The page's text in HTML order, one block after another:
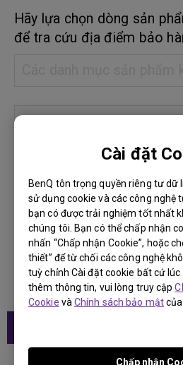
Cài đặt
BenQ tôn trọng quyền riêng tư dữ
sử dụng cookie và các công nghệ
bạn có được trải nghiệm tốt nhất
chúng tôi. Bạn có thể chấp nhận
nhấn “Chấp nhận Cookie”, hoặc
thiết” để từ chối các công nghệ
tuỳ chỉnh Cài đặt cookie bất cứ lúc
thêm thông tin, vui lòng truy cập
Cookie vàChính sách bảo mậtcủa
Chấp nhận
Hãy lựa chọn dòng sản
để tra cứu địa điểm bảo
Cần Thơ
Hồ Chí Minh
Đà Nẵng
Hà Nội
HOẶC bạn cũng có thể tìm
hàng và địa chỉ